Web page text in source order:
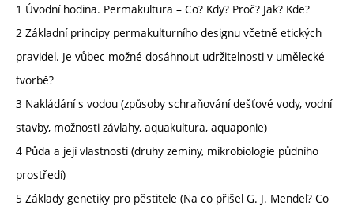
1 Úvodní hodina. Permakultura – Co? Kdy? Proč? Jak? Kde?
2 Základní principy permakulturního designu včetně etických
pravidel. Je vůbec možné dosáhnout udržitelnosti v umělecké
tvorbě?
3 Nakládání s vodou (způsoby schraňování dešťové vody, vodní
stavby, možnosti závlahy, aquakultura, aquaponie)
4 Půda a její vlastnosti (druhy zeminy, mikrobiologie půdního
prostředí)
5 Základy genetiky pro pěstitele (Na co přišel G. J. Mendel? Co